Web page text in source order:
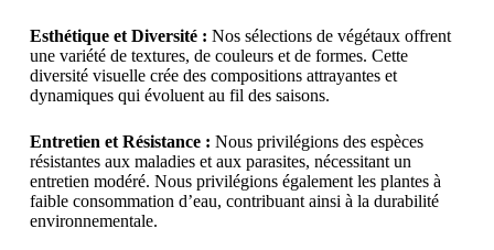
Esthétique et Diversité : Nos sélections de végétaux offrent
une variété de textures, de couleurs et de formes. Cette
diversité visuelle crée des compositions attrayantes et
dynamiques qui évoluent au fil des saisons.
Entretien et Résistance : Nous privilégions des espèces
résistantes aux maladies et aux parasites, nécessitant un
entretien modéré. Nous privilégions également les plantes à
faible consommation d’eau, contribuant ainsi à la durabilité
environnementale.